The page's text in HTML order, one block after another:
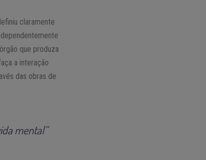
claramente
que produza
a interação
das obras de
mental”